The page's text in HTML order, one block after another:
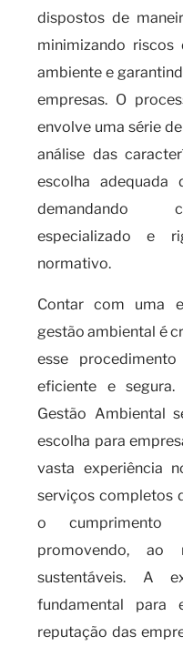
dispostos de
minimizando
ambiente e
empresas. O
envolve uma série
análise das
escolha adequada
demandando
especializado e
normativo.
Contar com uma
gestão ambiental é
esse
eficiente e
Gestão Ambiental
escolha para
vasta experiência
serviços completos
o cumprimento
promovendo, ao
sustentáveis. A
fundamental
reputação das